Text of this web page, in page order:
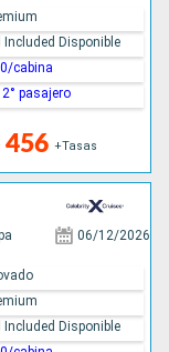
456 +Tasas
Included Disponible
cabina
pasajero
06/12/2026
Included Disponible